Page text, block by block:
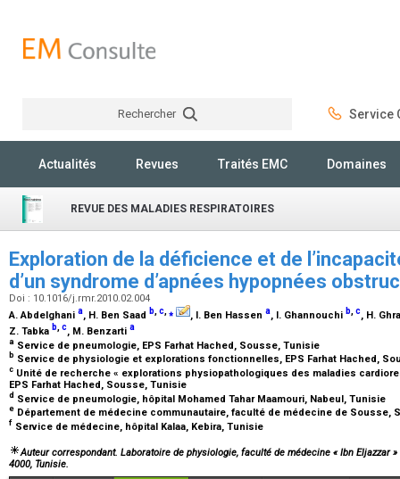
Rechercher Service
Actualités Revues Traités EMC Domaines
REVUE DES MALADIES RESPIRATOIRES
Exploration de la déficience et de
d’un syndrome d’apnées hypopnées
Doi : 10.1016/j.rmr.2010.02.004
A. Abdelghani a, H. Ben Saad b,c,⁎ , I. Ben Hassen a, I. Ghannouchi b,c, H.
Z. Tabka b c, M. Benzarti a
a Service de pneumologie, EPS Farhat Hached, Sousse, Tunisie
b Service de physiologie et explorations fonctionnelles, EPS Farhat Hached,
c Unité de recherche « explorations physiopathologiques des maladies
EPS Farhat Hached, Sousse, Tunisie
d Service de pneumologie, hôpital Mohamed Tahar Maamouri, Nabeul, Tunisie
e Département de médecine communautaire, faculté de médecine de Sousse,
f Service de médecine, hôpital Kalaa, Kebira, Tunisie
Auteur correspondant. Laboratoire de physiologie, faculté de médecine « Ibn Eljazzar
4000, Tunisie.